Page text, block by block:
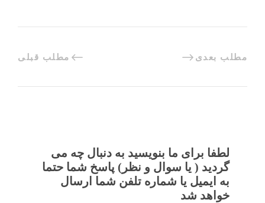
مطلب قبلی مطلب بعدی
لطفا برای ما بنویسید به دنبال چه می
گردید ( یا سوال و نظر) پاسخ شما حتما
به ایمیل یا شماره تلفن شما ارسال
خواهد شد